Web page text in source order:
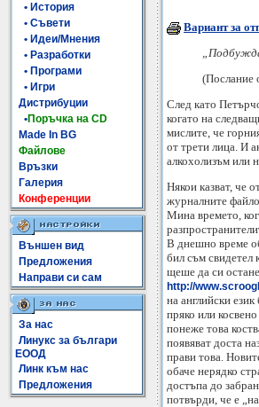
• История
• Съвети
• Идеи/Мнения
• Разработки
• Програми
• Игри
Дистрибуции
•Поръчка на CD
Made In BG
Файлове
Връзки
Галерия
Конференции
Външен вид
Предложения
Направи си сам
За нас
Линукс за българи
ЕООД
Линк към нас
Предложения
Вариант за
(Послание
След като
когато на
мислите, че
от трети лица. И
алкохолизъм или
Някои казват, че
журналните
Мина времето,
В днешно време
бил съм свидетел
щеше да си
http://
на английски
пряко или
понеже това
появяват доста
прави това.
обаче нерядко
достъпа до
потвърди, че е